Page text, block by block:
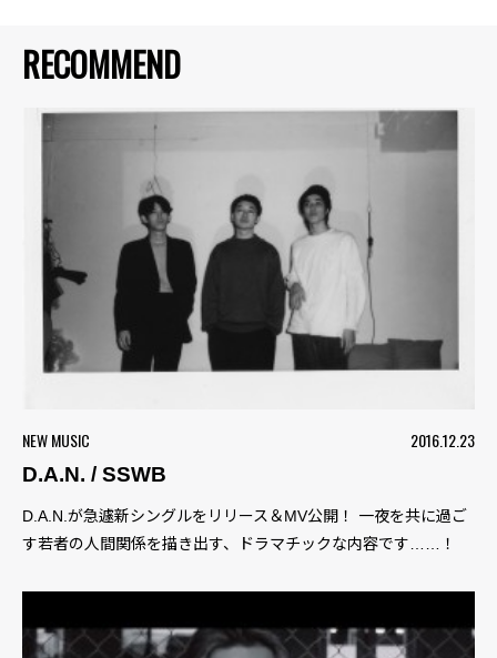
RECOMMEND
NEW MUSIC
2016.12.23
D.A.N. / SSWB
D.A.N.が急遽新シングルをリリース＆MV公開！ 一夜を共に過ご
す若者の人間関係を描き出す、ドラマチックな内容です……！